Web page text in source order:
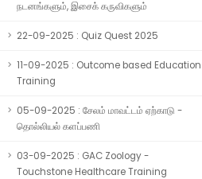
நடனங்களும், இசைக் கருவிகளும்
22-09-2025 : Quiz Quest 2025
11-09-2025 : Outcome based Education
Training
05-09-2025 : சேலம் மாவட்டம் ஏற்காடு -
தொல்லியல் களப்பணி
03-09-2025 : GAC Zoology -
Touchstone Healthcare Training